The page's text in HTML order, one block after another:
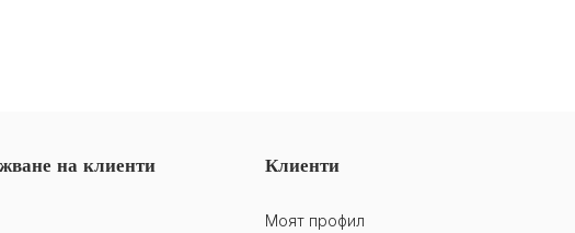
на клиенти Клиенти
Моят профил